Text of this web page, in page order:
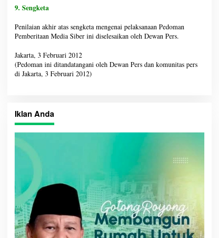
9. Sengketa
Penilaian akhir atas sengketa mengenai pelaksanaan Pedoman
Pemberitaan Media Siber ini diselesaikan oleh Dewan Pers.
Jakarta, 3 Februari 2012
(Pedoman ini ditandatangani oleh Dewan Pers dan komunitas pers
di Jakarta, 3 Februari 2012)
Iklan Anda